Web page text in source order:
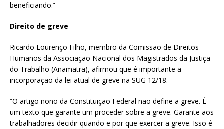
beneficiando.”
Direito de greve
Ricardo Lourenço Filho, membro da Comissão de Direitos
Humanos da Associação Nacional dos Magistrados da Justiça
do Trabalho (Anamatra), afirmou que é importante a
incorporação da lei atual de greve na SUG 12/18.
“O artigo nono da Constituição Federal não define a greve. É
um texto que garante um proceder sobre a greve. Garante aos
trabalhadores decidir quando e por que exercer a greve. Isso é